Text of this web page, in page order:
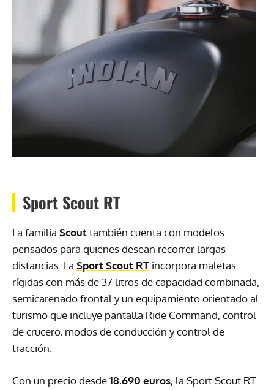
Sport Scout RT
La familia Scouttambién cuenta con modelos
pensados para quienes desean recorrer largas
distancias. La Sport Scout RT incorpora maletas
rígidas con más de 37 litros de capacidad combinada,
semicarenado frontal y un equipamiento orientado al
turismo que incluye pantalla Ride Command, control
de crucero, modos de conducción y control de
tracción.
Con un precio desde18.690 euros, la Sport Scout RT